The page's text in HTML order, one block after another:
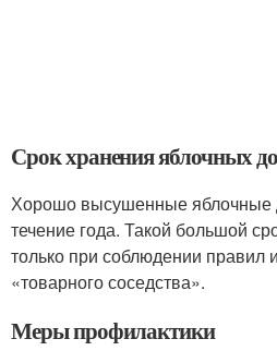
Срок хранения яблочных
Хорошо высушенные яблочные
течение года. Такой большой
только при соблюдении правил
«товарного соседства».
Меры профилактики